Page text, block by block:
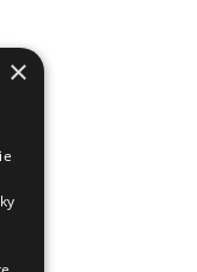
×